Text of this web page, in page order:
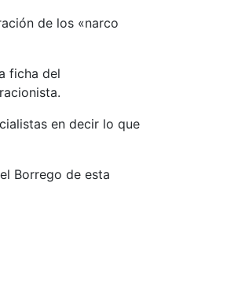
de los «narco
ficha del
en decir lo que
Borrego de esta